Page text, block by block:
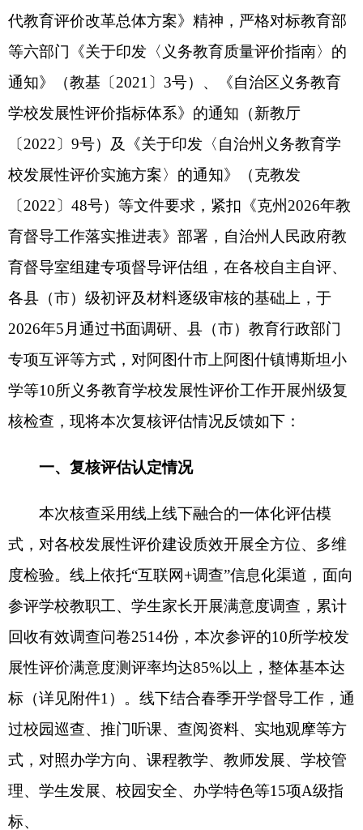
校发展性评价实施方案〉的通知》（克教发
〔2022〕48号）等文件要求，紧扣《克州2026年教
育督导工作落实推进表》部署，自治州人民政府教
各县（市）级初评及材料逐级审核的基础上，于
2026年5月通过书面调研、县（市）教育行政部门
专项互评等方式，对阿图什市上阿图什镇博斯坦小
学等10所义务教育学校发展性评价工作开展州级复
核检查，现将本次复核评估情况反馈如下：
一、复核评估认定情况
本次核查采用线上线下融合的一体化评估模
式，对各校发展性评价建设质效开展全方位、多维
度检验。线上依托“互联网+调查”信息化渠道，面向
参评学校教职工、学生家长开展满意度调查，累计
标（详见附件1）。线下结合春季开学督导工作，通
式，对照办学方向、课程教学、教师发展、学校管
理、学生发展、校园安全、办学特色等15项A级指
32项B级指标、57项C级指标，对各校近三年发
展规划实施成效开展全面系统综合评定。
在多方采集评估数据、系统梳理评议意见的基
础上，经综合评定，本次复核共评出7所学校达到良
进扎实有序、落实有力；受评学校立足办学实际与
发展规律，逐项落实评价指标要求，区域教育质量
稳步提升，办学发展成效良好，发展性评价体系建